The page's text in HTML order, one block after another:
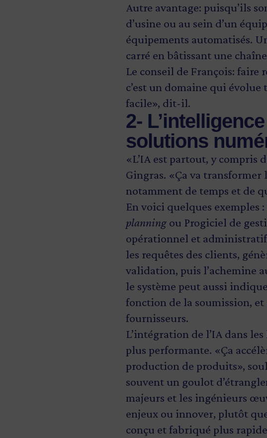
Autre avantage: puisqu’ils
d’usine ou au sein d’un
équipements automatisés.
carré en bâtissant une
Le conseil de François: faire
c’est un domaine qui
facile», dit-il.
2-
solutions
«L’IA est partout, y compris
Gingras. «Ça va
notamment de temps et de
En voici quelques exemples
planning ou Progiciel de
opérationnel et
les requêtes des clients,
validation, puis l’achemine
le système peut aussi
fonction de la soumission,
fournisseurs.
L’intégration de l’IA dans
plus performante. «Ça
production de produits»,
souvent un goulot
majeurs et les ingénieurs
enjeux ou innover, plutôt
conçu et fabriqué plus